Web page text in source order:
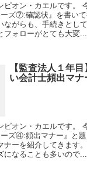
ピオン・カエルです。
ズ⑦:確認状』を書いて
ながらも、手続きとし
ォローがとても大変...
【監査法人１年
い会計士頻出マナ
ピオン・カエルです。
ズ④:頻出マナー』と
ナーを紹介してきます
になることも多いので...